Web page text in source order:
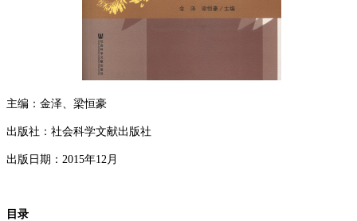
主编：金泽、梁恒豪
出版社：社会科学文献出版社
出版日期： 2015年12 月
目录